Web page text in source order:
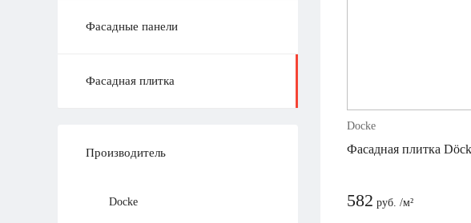
Фасадные панели
Фасадная плитка
Производитель
Docke
Docke
Фасадная плитка
582 руб. /м²